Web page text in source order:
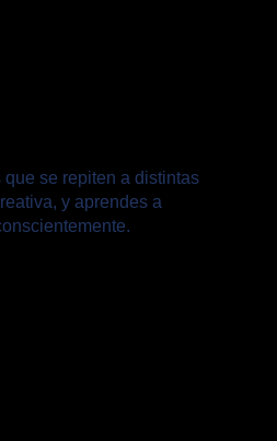
que se repiten a distintas
y aprendes a